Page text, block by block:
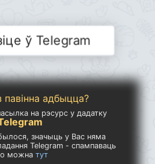
ў Telegram
адбыцца?
на рэсурс у дадатку
значыць у Вас няма
Telegram - спампаваць
можнатут